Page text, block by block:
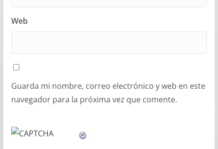
Web
Guarda mi nombre, correo electrónico y web en este
navegador para la próxima vez que comente.